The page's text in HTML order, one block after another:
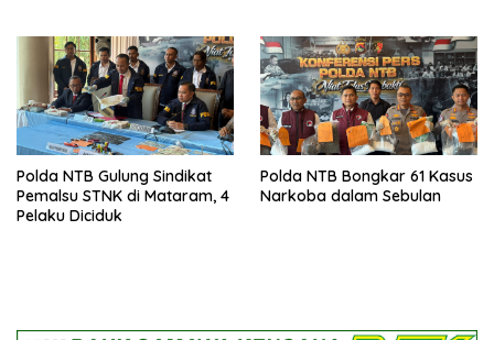
Polda NTB Gulung Sindikat
Pemalsu STNK di Mataram, 4
Pelaku Diciduk
Polda NTB Bongkar 61 Kasus
Narkoba dalam Sebulan